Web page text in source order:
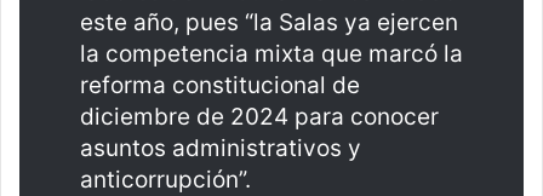
este año, pues “la Salas ya ejercen
la competencia mixta que marcó la
reforma constitucional de
diciembre de 2024 para conocer
asuntos administrativos y
anticorrupción”.